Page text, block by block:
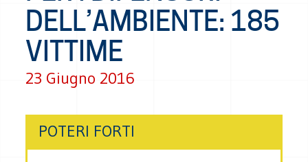
DELL’AMBIENTE: 185
VITTIME
23 Giugno 2016
POTERI FORTI